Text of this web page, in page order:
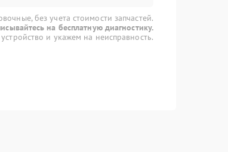
без учета стоимости запчастей.
на бесплатную диагностику.
и укажем на неисправность.